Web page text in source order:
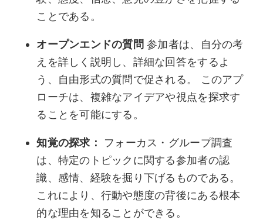
ことである。
オープンエンドの質問 参加者は、自分の考
えを詳しく説明し、詳細な回答をするよ
う、自由形式の質問で促される。 このアプ
ローチは、複雑なアイデアや視点を探求す
ることを可能にする。
知覚の探求：
フォーカス・グループ調査
は、特定のトピックに関する参加者の認
識、感情、経験を掘り下げるものである。
これにより、行動や態度の背後にある根本
的な理由を知ることができる。